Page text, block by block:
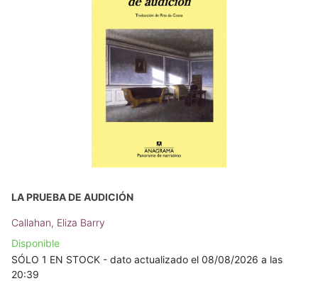
LA PRUEBA DE AUDICIÓN
Callahan, Eliza Barry
Disponible
SÓLO 1 EN STOCK - dato actualizado el 08/08/2026 a las
20:39